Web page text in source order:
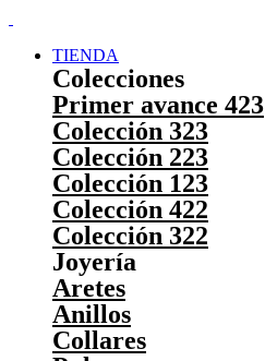
TIENDA
Colecciones
Primer avance 423
Colección 323
Colección 223
Colección 123
Colección 422
Colección 322
Joyería
Aretes
Anillos
Collares